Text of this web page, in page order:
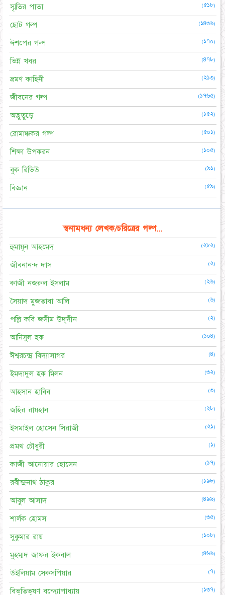
স্মৃতির পাতা (৫১৮)
ছোট গল্প (১৪৩৬)
ঈশপের গল্প (১৭০)
ভিন্ন খবর (৪৭৮)
ভ্রমণ কাহিনী (২১৩)
জীবনের গল্প (১৭৬৫)
অদ্ভুতুড়ে (১৫২)
রোমাঞ্চকর গল্প (৫০১)
শিক্ষা উপকরন (১০৫)
বুক রিভিউ (৯১)
বিজ্ঞান (৫৯)
স্বনামধন্য লেখক/চরিত্রের গল্প...
হুমায়ূন আহমেদ (২৮২)
জীবনানন্দ দাস (২)
কাজী নজরুল ইসলাম (২৬)
সৈয়াদ মুজতাবা আলি (৬)
পল্লি কবি জসীম উদ্‌দীন (২)
আনিসুল হক (১০৪)
ঈশ্বরচন্দ্র বিদ্যাসাগর (৪)
ইমদাদুল হক মিলন (৩২)
আহসান হাবিব (৩)
জহির রায়হান (২৮)
ইসমাইল হোসেন সিরাজী (২১)
প্রমথ চৌধুরী (১)
কাজী আনোয়ার হোসেন (১৭)
রবীন্দ্রনাথ ঠাকুর (১৯৮)
আবুল আসাদ (৪৯৯)
শার্লক হোমস (৩৫)
সুকুমার রায় (১০৮)
মুহম্মদ জাফর ইকবাল (৪৬৬)
উইলিয়াম সেকসপিয়ার (৭)
বিভূতিভূষণ বন্দ্যোপাধ্যায় (১৩৭)